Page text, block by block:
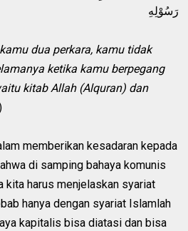
رَسُوْلِهِ
dua perkara, kamu tidak
ketika kamu berpegang
kitab Allah (Alquran) dan
memberikan kesadaran kepada
di samping bahaya komunis
kita harus menjelaskan syariat
hanya dengan syariat Islamlah
kapitalis bisa diatasi dan bisa